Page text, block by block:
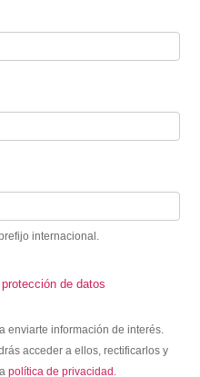
internacional.
de datos
enviarte información de interés.
acceder a ellos, rectificarlos y
política de privacidad.